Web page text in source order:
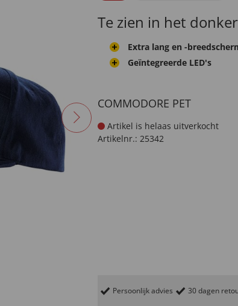
Te zien in het
Extra lang en -
Geïntegreerde LED's
COMMODORE PET
Artikel is helaas uitverkocht
Artikelnr.: 25342
Persoonlijk advies 30 dagen